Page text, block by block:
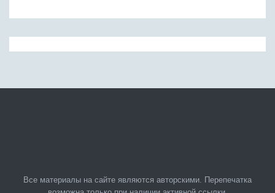
Все материалы на сайте являются авторскими. Перепечатка